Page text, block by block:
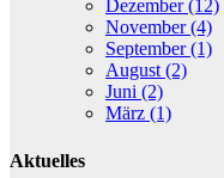
Dezember (12)
November (4)
September (1)
August (2)
Juni (2)
März (1)
Aktuelles